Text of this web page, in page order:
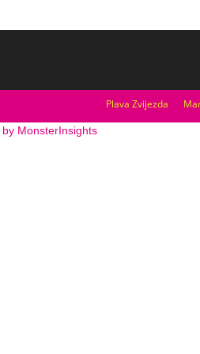
Plava Zvijezda